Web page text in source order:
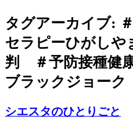
タグアーカイブ:
セラピーひがし
判 ＃予防接種健
ブラックジョーク
シエスタのひとりごと